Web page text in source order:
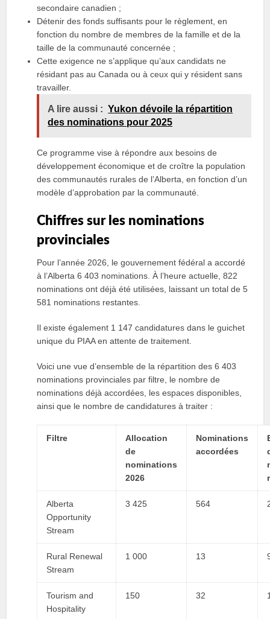
secondaire canadien ;
Détenir des fonds suffisants pour le règlement, en
fonction du nombre de membres de la famille et de la
taille de la communauté concernée ;
Cette exigence ne s’applique qu’aux candidats ne
résidant pas au Canada ou à ceux qui y résident sans
travailler.
A lire aussi : Yukon dévoile la répartition
des nominations pour 2025
Ce programme vise à répondre aux besoins de
développement économique et de croître la population
des communautés rurales de l’Alberta, en fonction d’un
modèle d’approbation par la communauté.
Chiffres sur les nominations
provinciales
Pour l’année 2026, le gouvernement fédéral a accordé
à l’Alberta 6 403 nominations. À l’heure actuelle, 822
nominations ont déjà été utilisées, laissant un total de 5
581 nominations restantes.
Il existe également 1 147 candidatures dans le guichet
unique du PIAA en attente de traitement.
Voici une vue d’ensemble de la répartition des 6 403
nominations provinciales par filtre, le nombre de
nominations déjà accordées, les espaces disponibles,
ainsi que le nombre de candidatures à traiter :
Filtre
Allocation
de
nominations
2026
Nominations
accordées
Alberta
Opportunity
Stream
3 425 564
Rural Renewal
Stream
1 000 13
Tourism and
Hospitality
150 32